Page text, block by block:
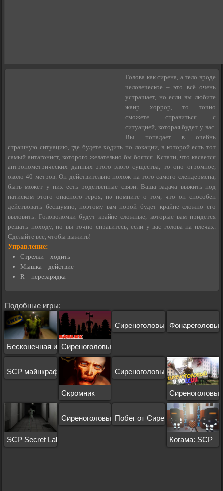
Голова как сирена, а тело вроде
человеческое – это всё очень
устрашает, но если вы любите
жанр хоррор, то точно
сможете справиться с
ситуацией, которая будет у вас.
Вы попадает в оче6нь
страшную ситуацию, где будете ходить по локации, в которой есть тот
самый антагонист, которого желательно бы боятся. Кстати, что касается
антропометрических данных этого злого существа, то оно огромное,
около 40 метров. Он действительно похож на того самого слендермена,
быть может у них есть родственные связи. Ваша задача выжить под
натиском этого опасного героя, но помните о том, что он способен
действовать бесшумно, поэтому вам порой будет крайне сложно его
выловить. Головоломки будут крайне сложные, которые вам придется
решать походу, но вы точно справитесь, если у вас голова на плечах.
Сделайте все, чтобы выжить!
Управление:
Стрелки – ходить
Мышка – действие
R – перезарядка
Подобные игры:
Бесконечная икеаСиреноголовый Роблокс
Сиреноголовый Майнкрафт
Фонареголовый
SCP майнкрафт
Скромник
Сиреноголовый ГТА 5
SCP Secret Laboratory
Сиреноголовый: Звуки отчаяния
Побег от Сиреноголового
Когама: SCP